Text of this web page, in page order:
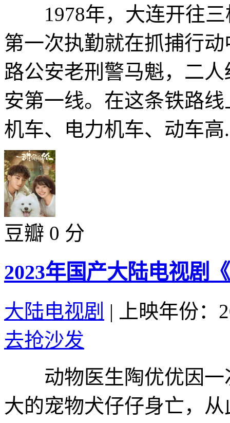
1978年，大连开往三
第一次执勤就在抓捕行
路公安老刑警马魁，二
安第一线。在这条铁路
机车、电力机车、动车
豆瓣 0 分
2023年国产大陆电视剧
大陆电视剧 |
上映年份：
去抢沙发
动物医生陶优优因一
大的宠物犬仔仔身亡，